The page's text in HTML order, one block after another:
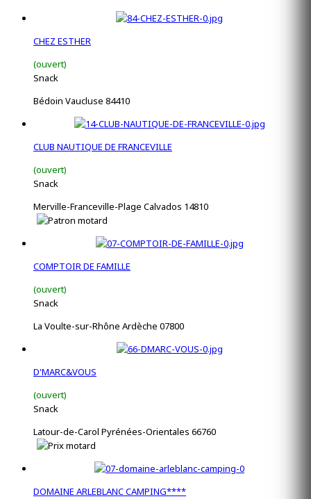
CHEZ ESTHER
(ouvert)
Snack
Bédoin Vaucluse 84410
CLUB NAUTIQUE DE FRANCEVILLE
(ouvert)
Snack
Merville-Franceville-Plage Calvados 14810
COMPTOIR DE FAMILLE
(ouvert)
Snack
La Voulte-sur-Rhône Ardèche 07800
D'MARC&VOUS
(ouvert)
Snack
Latour-de-Carol Pyrénées-Orientales 66760
DOMAINE ARLEBLANC CAMPING****